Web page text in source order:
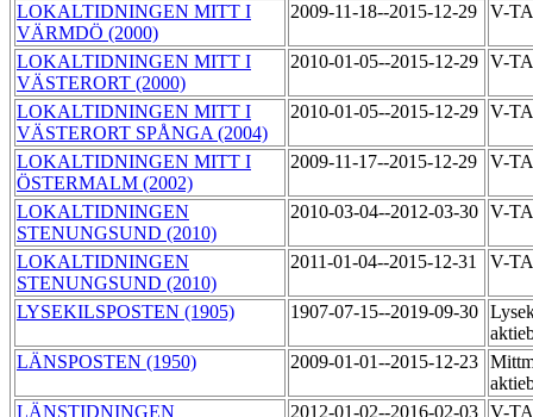
LOKALTIDNINGEN MITT I
VÄRMDÖ (2000)
2009-11-18--2015-12-29 V-
LOKALTIDNINGEN MITT I
VÄSTERORT (2000)
2010-01-05--2015-12-29 V-
LOKALTIDNINGEN MITT I
VÄSTERORT SPÅNGA (2004)
2010-01-05--2015-12-29 V-
LOKALTIDNINGEN MITT I
ÖSTERMALM (2002)
2009-11-17--2015-12-29 V-
LOKALTIDNINGEN
STENUNGSUND (2010)
2010-03-04--2012-03-30 V-
LOKALTIDNINGEN
STENUNGSUND (2010)
2011-01-04--2015-12-31 V-
LYSEKILSPOSTEN (1905) 1907-07-15--2019-09-30
LÄNSPOSTEN (1950)
2009-01-01--2015-12-23
LÄNSTIDNINGEN
2012-01-02--2016-02-03 V-